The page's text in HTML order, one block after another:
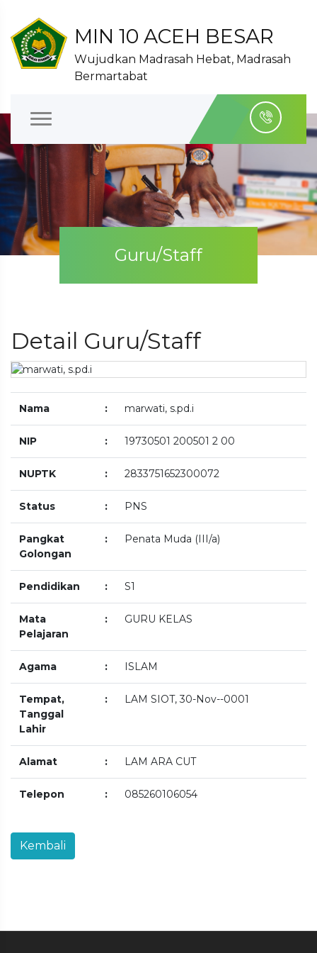
MIN 10 ACEH BESAR
Wujudkan Madrasah Hebat, Madrasah
Bermartabat
Guru/Staff
Detail Guru/Staff
Nama : marwati, s.pd.i
NIP : 19730501 200501 2 00
NUPTK : 2833751652300072
Status : PNS
Pangkat
Golongan
: Penata Muda (III/a)
Pendidikan : S1
Mata
Pelajaran
: GURU KELAS
Agama : ISLAM
Tempat,
Tanggal
Lahir
: LAM SIOT, 30-Nov--0001
Alamat : LAM ARA CUT
Telepon : 085260106054